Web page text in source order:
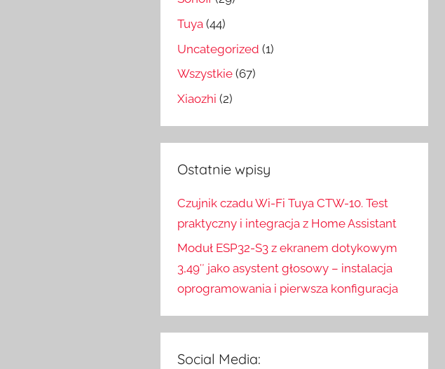
Tuya (44)
Uncategorized (1)
Wszystkie (67)
Xiaozhi (2)
Ostatnie wpisy
Czujnik czadu Wi-Fi Tuya CTW-10. Test
praktyczny i integracja z Home Assistant
Moduł ESP32-S3 z ekranem dotykowym
3,49″ jako asystent głosowy – instalacja
oprogramowania i pierwsza konfiguracja
Social Media: